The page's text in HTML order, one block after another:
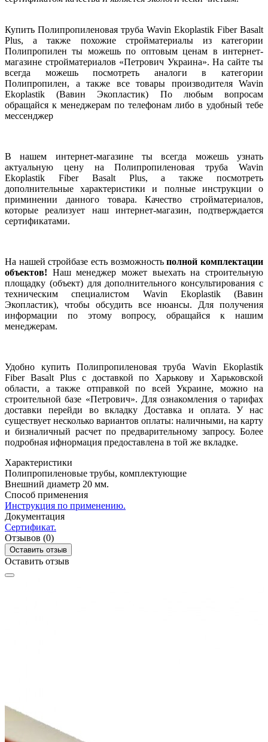
Купить Полипропиленовая труба Wavin Ekoplastik Fiber Basalt
Plus, а также похожие стройматериалы из категории
Полипропилен ты можешь по оптовым ценам в интернет-
магазине стройматериалов «Петрович Украина». На сайте ты
всегда можешь посмотреть аналоги в категории
Полипропилен, а также все товары производителя Wavin
Ekoplastik (Вавин Экопластик) По любым вопросам
обращайся к менеджерам по телефонам либо в удобный тебе
мессенджер
В нашем интернет-магазине ты всегда можешь узнать
актуальную цену на Полипропиленовая труба Wavin
Ekoplastik Fiber Basalt Plus, а также посмотреть
дополнительные характеристики и полные инструкции о
приминении данного товара. Качество стройматериалов,
которые реализует наш интернет-магазин, подтверждается
сертификатами.
На нашей стройбазе есть возможностьполной комплектации
объектов! Наш менеджер может выехать на строительную
площадку (объект) для дополнительного консультирования с
техническим специалистом Wavin Ekoplastik (Вавин
Экопластик), чтобы обсудить все нюансы. Для получения
информации по этому вопросу, обращайся к нашим
менеджерам.
Удобно купить Полипропиленовая труба Wavin Ekoplastik
Fiber Basalt Plus с доставкой по Харькову и Харьковской
области, а также отправкой по всей Украине, можно на
строительной базе «Петрович». Для ознакомления о тарифах
доставки перейди во вкладку Доставка и оплата. У нас
существует несколько вариантов оплаты: наличными, на карту
и бизналичный расчет по предварительному запросу. Более
подробная ифнормация предоставлена в той же вкладке.
Характеристики
Полипропиленовые трубы, комплектующие
Внешний диаметр 20 мм.
Способ применения
Инструкция по применению.
Документация
Сертификат.
Отзывов (0)
Оставить отзыв
Оставить отзыв